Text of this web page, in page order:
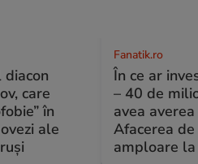
care
în
ale
Fanatik.ro
În ce ar
– 40 de
avea
Afacerea
amploare